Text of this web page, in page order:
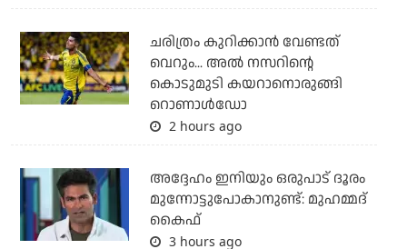
ചരിത്രം കുറിക്കാന്‍ വേണ്ടത്
വെറും... അല്‍ നസറിന്റെ
കൊടുമുടി കയറാനൊരുങ്ങി
റൊണാള്‍ഡോ
2 hours ago
അദ്ദേഹം ഇനിയും ഒരുപാട് ദൂരം
മുന്നോട്ടുപോകാനുണ്ട്: മുഹമ്മദ്
കൈഫ്
3 hours ago